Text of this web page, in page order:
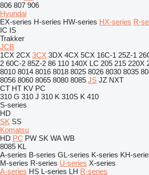
806 807 906
Hyundai
EX-series H-series HW-series HX-series R-
IC IS
Trakker
JCB
1CX 2CX 3CX 3DX 4CX 5CX 16C-1 25Z-1
2 60C-2 85Z-2 86 110 140X LC 205 215 220X
8010 8014 8016 8018 8025 8026 8030 8035
8056 8060 8065 8080 8085 JS JZ NXT
CT HT KV PC
310 G 310 J 310 K 310S K 410
S-series
HD
SK SS
Komatsu
HD PC PW SK WA WB
8085 KL
A-series B-series GL-series K-series KH-
M-series R-series U-series X-series
A-series HS L-series LH R-series